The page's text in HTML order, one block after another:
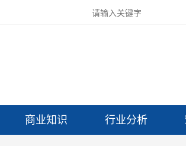
商业知识 行业分析